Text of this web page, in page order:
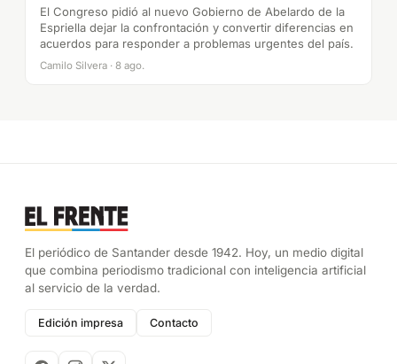
El Congreso pidió al nuevo Gobierno de Abelardo de la
Espriella dejar la confrontación y convertir diferencias en
acuerdos para responder a problemas urgentes del país.
Camilo Silvera · 8 ago.
El periódico de Santander desde 1942. Hoy, un medio digital
que combina periodismo tradicional con inteligencia artificial
al servicio de la verdad.
Edición impresa Contacto